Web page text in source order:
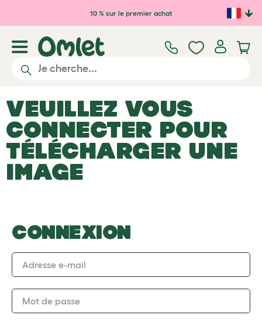
Passer au contenu principal
10 % sur le premier achat
VEUILLEZ VOUS
CONNECTER POUR
TÉLÉCHARGER UNE
IMAGE
CONNEXION
Adresse e-mail
Mot de passe